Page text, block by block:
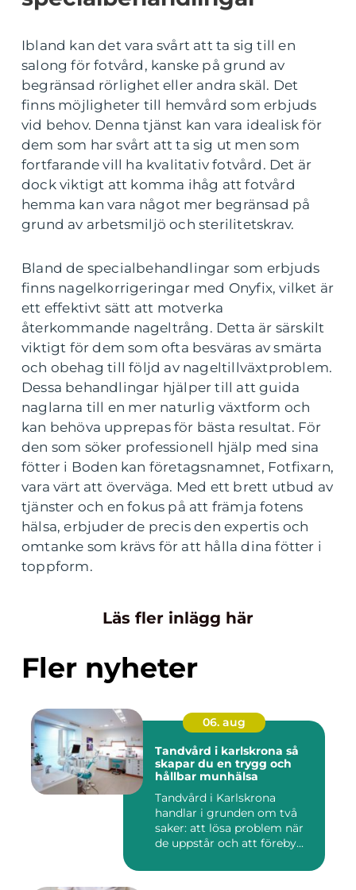
Ibland kan det vara svårt att ta sig till en
salong för fotvård, kanske på grund av
begränsad rörlighet eller andra skäl. Det
finns möjligheter till hemvård som erbjuds
vid behov. Denna tjänst kan vara idealisk för
dem som har svårt att ta sig ut men som
fortfarande vill ha kvalitativ fotvård. Det är
dock viktigt att komma ihåg att fotvård
hemma kan vara något mer begränsad på
grund av arbetsmiljö och sterilitetskrav.
Bland de specialbehandlingar som erbjuds
finns nagelkorrigeringar med Onyfix, vilket är
ett effektivt sätt att motverka
återkommande nageltrång. Detta är särskilt
viktigt för dem som ofta besväras av smärta
och obehag till följd av nageltillväxtproblem.
Dessa behandlingar hjälper till att guida
naglarna till en mer naturlig växtform och
kan behöva upprepas för bästa resultat. För
den som söker professionell hjälp med sina
fötter i Boden kan företagsnamnet, Fotfixarn,
vara värt att överväga. Med ett brett utbud av
tjänster och en fokus på att främja fotens
hälsa, erbjuder de precis den expertis och
omtanke som krävs för att hålla dina fötter i
toppform.
Läs fler inlägg här
Fler nyheter
06. aug
Tandvård i karlskrona så
skapar du en trygg och
hållbar munhälsa
Tandvård i Karlskrona
handlar i grunden om två
saker: att lösa problem när
de uppstår och att föreby...